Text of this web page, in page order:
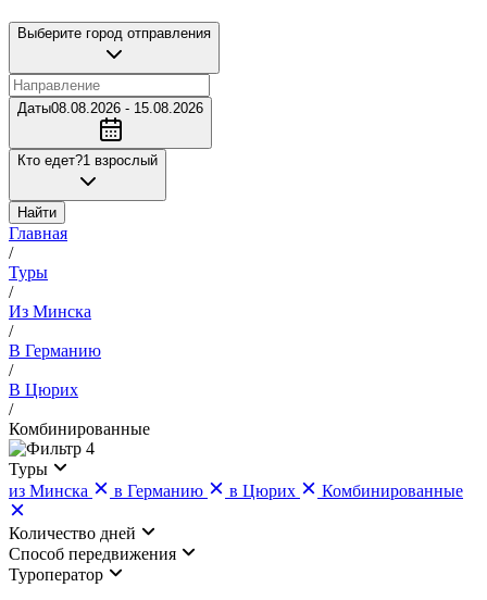
Выберите город отправления
Даты08.08.2026 - 15.08.2026
Кто едет?1 взрослый
Найти
Главная
/
Туры
/
Из Минска
/
В Германию
/
В Цюрих
/
Комбинированные
4
Туры
из Минска
в Германию в Цюрих Комбинированные
Количество дней
Cпособ передвижения
Туроператор